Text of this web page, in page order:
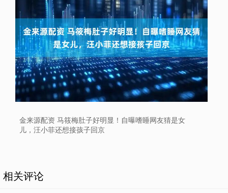
金来源配资 马筱梅肚子好明显！自曝嗜睡网友猜是女
儿，汪小菲还想接孩子回京
相关评论